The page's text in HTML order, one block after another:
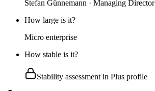
Stefan Günnemann · Managing Director
How large is it?
Micro enterprise
How stable is it?
Stability assessment in Plus profile